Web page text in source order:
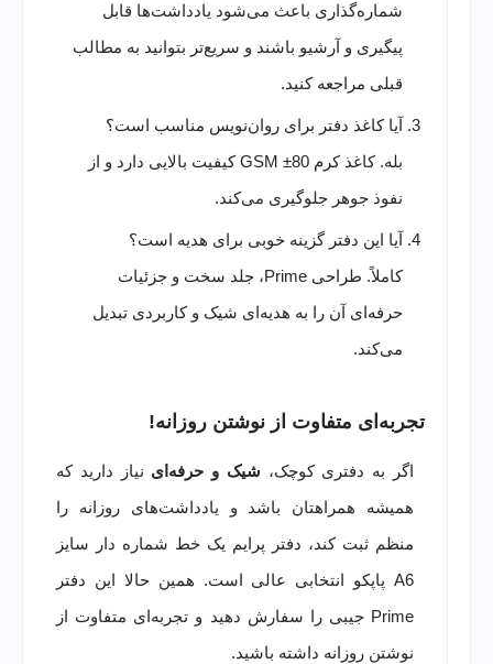
شماره‌گذاری باعث می‌شود یادداشت‌ها قابل
پیگیری و آرشیو باشند و سریع‌تر بتوانید به مطالب
قبلی مراجعه کنید.
آیا کاغذ دفتر برای روان‌نویس مناسب است؟
بله. کاغذ کرم 80± GSM کیفیت بالایی دارد و از
نفوذ جوهر جلوگیری می‌کند.
آیا این دفتر گزینه خوبی برای هدیه است؟
کاملاً. طراحی Prime، جلد سخت و جزئیات
حرفه‌ای آن را به هدیه‌ای شیک و کاربردی تبدیل
می‌کند.
تجربه‌ای متفاوت از نوشتن روزانه!
اگر به دفتری کوچک، شیک و حرفه‌ای نیاز دارید که
همیشه همراهتان باشد و یادداشت‌های روزانه را
منظم ثبت کند، دفتر پرایم یک خط شماره دار سایز
A6 پاپکو انتخابی عالی است. همین حالا این دفتر
Prime جیبی را سفارش دهید و تجربه‌ای متفاوت از
نوشتن روزانه داشته باشید.